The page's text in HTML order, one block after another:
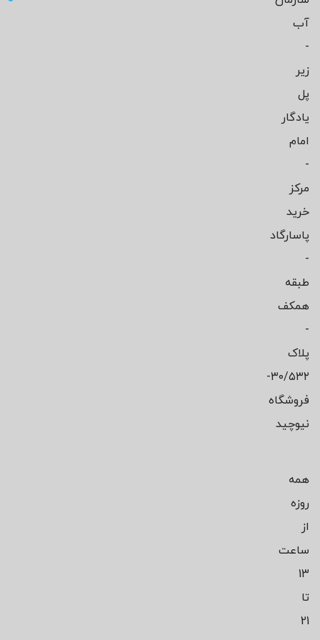
آب
-
زیر
پل
یادگار
امام
-
مرکز
خرید
پاسارگاد
-
طبقه
همکف
-
پلاک
۳۰/۵۳۲-
فروشگاه
نیوچید
همه
روزه
از
ساعت
13
تا
21